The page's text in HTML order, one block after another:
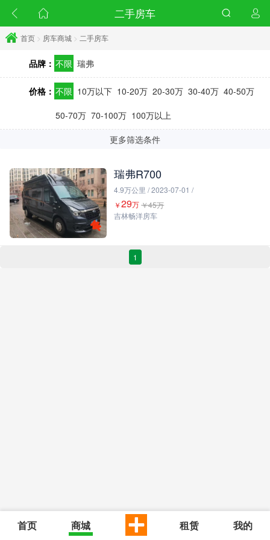
二手房车
首页 > 房车商城 > 二手房车
品牌： 不限 瑞弗
价格： 不限 10万以下 10-20万 20-30万 30-40万 40-50万
50-70万 70-100万 100万以上
更多筛选条件
瑞弗R700
4.9万公里 / 2023-07-01 /
￥29万￥45万
吉林畅洋房车
1
首页 商城 租赁 我的